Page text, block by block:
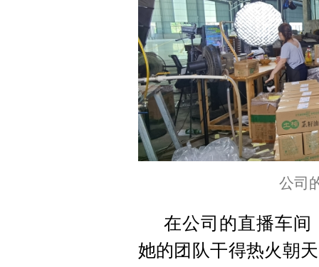
公司
在公司的直播车间
她的团队干得热火朝